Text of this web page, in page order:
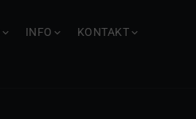
INFO KONTAKT